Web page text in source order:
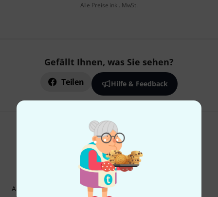
Alle Preise inkl. MwSt.
Gefällt Ihnen, was Sie sehen?
Teilen Hilfe & Feedback
Thomann Newsletter
Abonniere den Thomann Newsletter und gewinne mit